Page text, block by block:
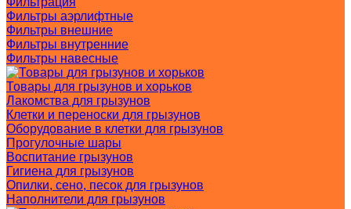
Фильтры аэрлифтные
Фильтры внешние
Фильтры внутренние
Фильтры навесные
Товары для грызунов и хорьков
Лакомства для грызунов
Клетки и переноски для грызунов
Оборудование в клетки для грызунов
Прогулочные шары
Воспитание грызунов
Гигиена для грызунов
Опилки, сено, песок для грызунов
Наполнители для грызунов